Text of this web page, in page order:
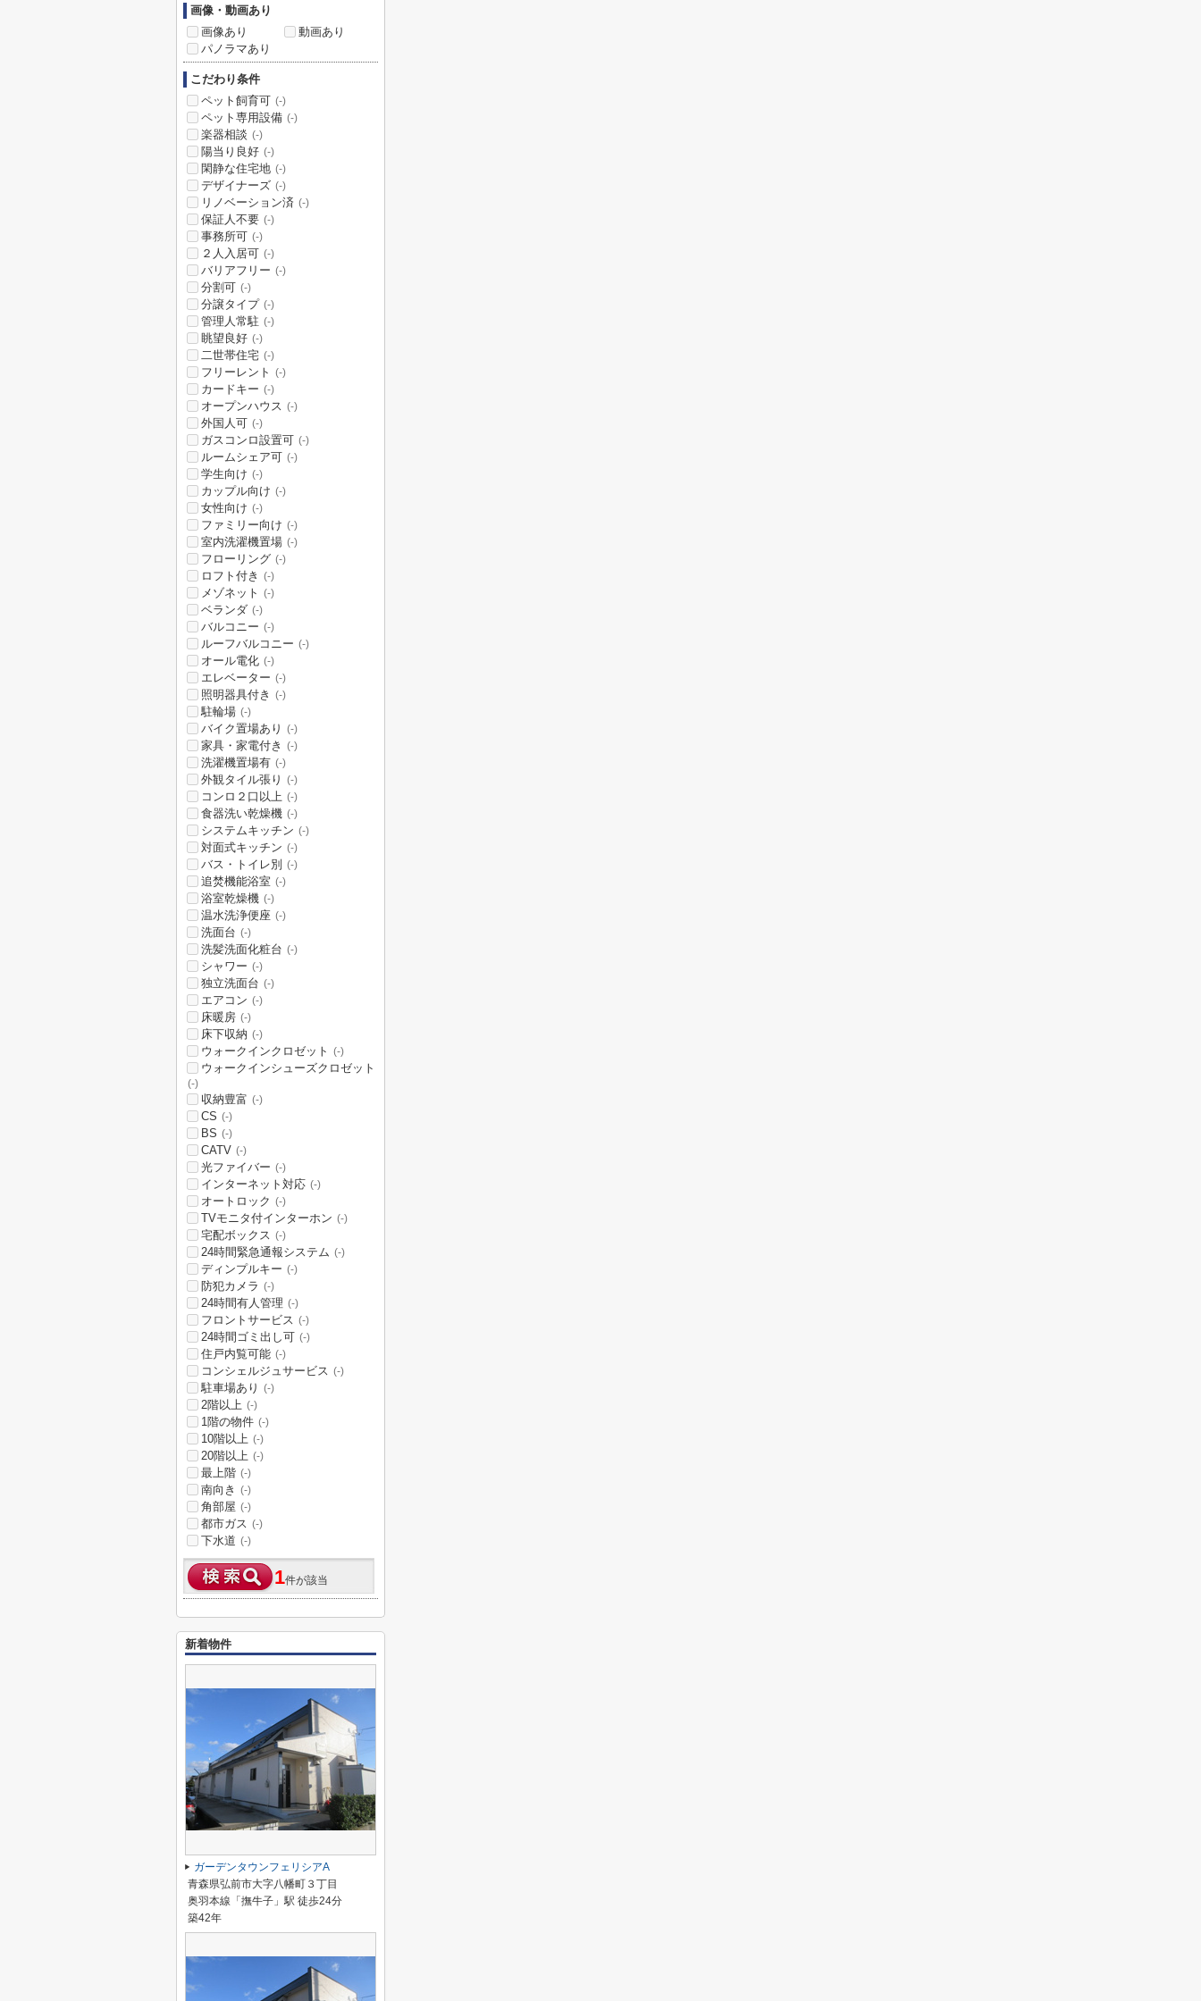
画像・動画あり
画像あり
動画あり
パノラマあり
こだわり条件
ペット飼育可 (-)
ペット専用設備 (-)
楽器相談 (-)
陽当り良好 (-)
閑静な住宅地 (-)
デザイナーズ (-)
リノベーション済 (-)
保証人不要 (-)
事務所可 (-)
２人入居可 (-)
バリアフリー (-)
分割可 (-)
分譲タイプ (-)
管理人常駐 (-)
眺望良好 (-)
二世帯住宅 (-)
フリーレント (-)
カードキー (-)
オープンハウス (-)
外国人可 (-)
ガスコンロ設置可 (-)
ルームシェア可 (-)
学生向け (-)
カップル向け (-)
女性向け (-)
ファミリー向け (-)
室内洗濯機置場 (-)
フローリング (-)
ロフト付き (-)
メゾネット (-)
ベランダ (-)
バルコニー (-)
ルーフバルコニー (-)
オール電化 (-)
エレベーター (-)
照明器具付き (-)
駐輪場 (-)
バイク置場あり (-)
家具・家電付き (-)
洗濯機置場有 (-)
外観タイル張り (-)
コンロ２口以上 (-)
食器洗い乾燥機 (-)
システムキッチン (-)
対面式キッチン (-)
バス・トイレ別 (-)
追焚機能浴室 (-)
浴室乾燥機 (-)
温水洗浄便座 (-)
洗面台 (-)
洗髪洗面化粧台 (-)
シャワー (-)
独立洗面台 (-)
エアコン (-)
床暖房 (-)
床下収納 (-)
ウォークインクロゼット (-)
ウォークインシューズクロゼット
(-)
収納豊富 (-)
CS (-)
BS (-)
CATV (-)
光ファイバー (-)
インターネット対応 (-)
オートロック (-)
TVモニタ付インターホン (-)
宅配ボックス (-)
24時間緊急通報システム (-)
ディンプルキー (-)
防犯カメラ (-)
24時間有人管理 (-)
フロントサービス (-)
24時間ゴミ出し可 (-)
住戸内覧可能 (-)
コンシェルジュサービス (-)
駐車場あり (-)
2階以上 (-)
1階の物件 (-)
10階以上 (-)
20階以上 (-)
最上階 (-)
南向き (-)
角部屋 (-)
都市ガス (-)
下水道 (-)
1件が該当
新着物件
ガーデンタウンフェリシアA
青森県弘前市大字八幡町３丁目
奥羽本線「撫牛子」駅 徒歩24分
築42年